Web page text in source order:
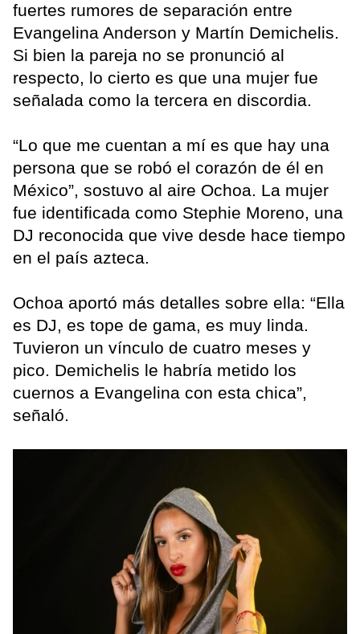
fuertes rumores de separación entre
Evangelina Anderson y Martín Demichelis.
Si bien la pareja no se pronunció al
respecto, lo cierto es que una mujer fue
señalada como la tercera en discordia.
“Lo que me cuentan a mí es que hay una
persona que se robó el corazón de él en
México”, sostuvo al aire Ochoa. La mujer
fue identificada como Stephie Moreno, una
DJ reconocida que vive desde hace tiempo
en el país azteca.
Ochoa aportó más detalles sobre ella: “Ella
es DJ, es tope de gama, es muy linda.
Tuvieron un vínculo de cuatro meses y
pico. Demichelis le habría metido los
cuernos a Evangelina con esta chica”,
señaló.